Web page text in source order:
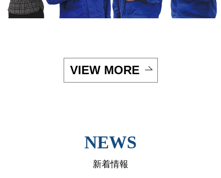
VIEW MORE
NEWS
新着情報